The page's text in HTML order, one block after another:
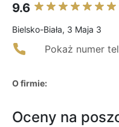
9.6
Bielsko-Biała, 3 Maja 3
Pokaż numer
O firmie:
Oceny na